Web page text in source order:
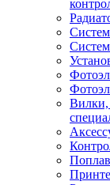
Вилки,